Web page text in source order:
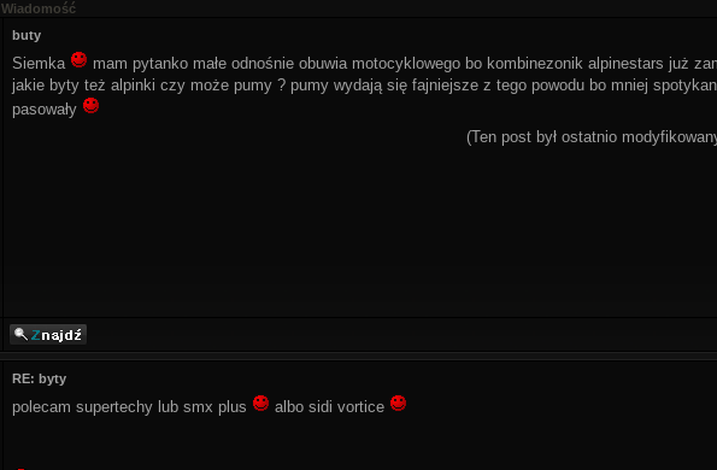
Wiadomość
buty
Siemka
mam pytanko małe odnośnie obuwia motocyklowego bo kombinezonik alpinestars już
jakie byty też alpinki czy może pumy ? pumy wydają się fajniejsze z tego powodu bo mniej
pasowały
(Ten post był ostatnio
RE: byty
polecam supertechy lub smx plus albo sidi vortice